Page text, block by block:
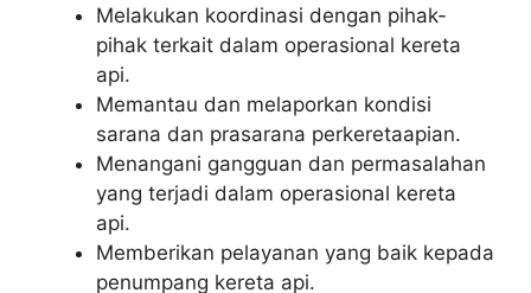
Melakukan koordinasi dengan pihak-
pihak terkait dalam operasional kereta
api.
Memantau dan melaporkan kondisi
sarana dan prasarana perkeretaapian.
Menangani gangguan dan permasalahan
yang terjadi dalam operasional kereta
api.
Memberikan pelayanan yang baik kepada
penumpang kereta api.